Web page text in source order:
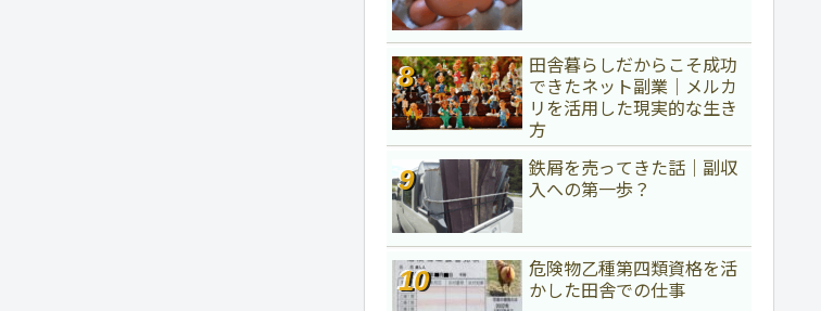
田舎暮らしだからこそ成功
できたネット副業｜メルカ
リを活用した現実的な生き
方
鉄屑を売ってきた話｜副収
入への第一歩？
危険物乙種第四類資格を活
かした田舎での仕事